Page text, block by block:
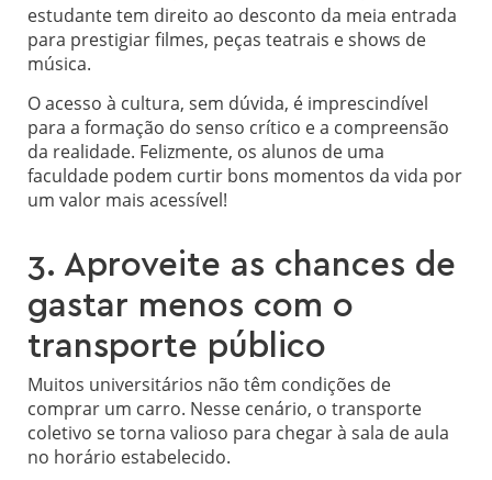
estudante tem direito ao desconto da meia entrada
para prestigiar filmes, peças teatrais e shows de
música.
O acesso à cultura, sem dúvida, é imprescindível
para a formação do senso crítico e a compreensão
da realidade. Felizmente, os alunos de uma
faculdade podem curtir bons momentos da vida por
um valor mais acessível!
3. Aproveite as chances de
gastar menos com o
transporte público
Muitos universitários não têm condições de
comprar um carro. Nesse cenário, o transporte
coletivo se torna valioso para chegar à sala de aula
no horário estabelecido.